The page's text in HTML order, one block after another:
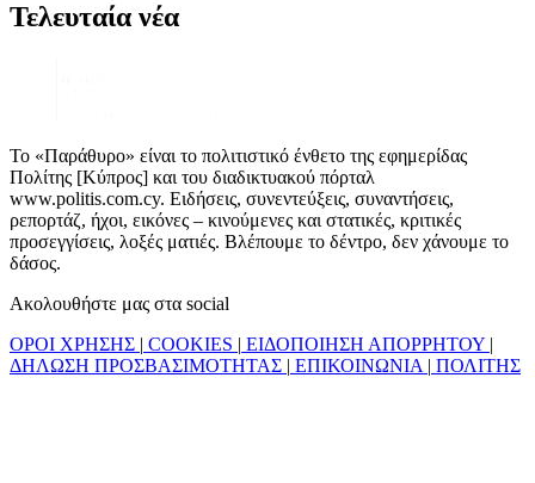
Τελευταία νέα
Το «Παράθυρο» είναι το πολιτιστικό ένθετο της εφημερίδας
Πολίτης [Κύπρος] και του διαδικτυακού πόρταλ
www.politis.com.cy. Ειδήσεις, συνεντεύξεις, συναντήσεις,
ρεπορτάζ, ήχοι, εικόνες – κινούμενες και στατικές, κριτικές
προσεγγίσεις, λοξές ματιές. Βλέπουμε το δέντρο, δεν χάνουμε το
δάσος.
Ακολουθήστε μας στα social
ΟΡΟΙ ΧΡΗΣΗΣ | COOKIES | ΕΙΔΟΠΟΙΗΣΗ ΑΠΟΡΡΗΤΟΥ |
ΔΗΛΩΣΗ ΠΡΟΣΒΑΣΙΜΟΤΗΤΑΣ | ΕΠΙΚΟΙΝΩΝΙΑ | ΠΟΛΙΤΗΣ